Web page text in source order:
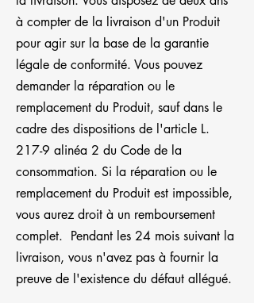
à compter de la livraison d'un Produit
pour agir sur la base de la garantie
légale de conformité. Vous pouvez
demander la réparation ou le
remplacement du Produit, sauf dans le
cadre des dispositions de l'article L.
217-9 alinéa 2 du Code de la
consommation. Si la réparation ou le
remplacement du Produit est impossible,
vous aurez droit à un remboursement
complet. Pendant les 24 mois suivant la
livraison, vous n'avez pas à fournir la
preuve de l'existence du défaut allégué.